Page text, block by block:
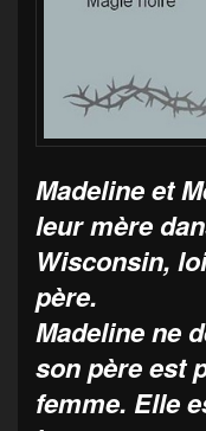
Madeline et
leur mère
Wisconsin,
père.
Madeline ne
son père est
femme. Elle